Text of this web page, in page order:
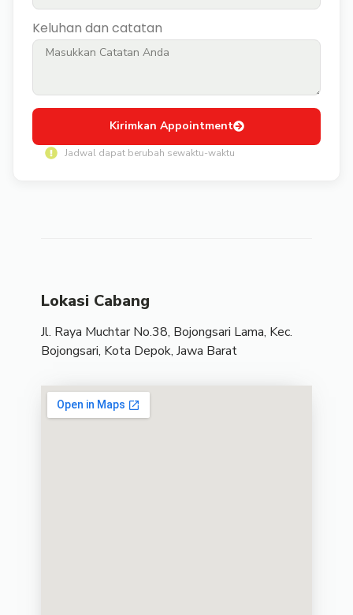
Keluhan dan catatan
Kirimkan Appointment
Jadwal dapat berubah sewaktu-waktu
Lokasi Cabang
Jl. Raya Muchtar No.38, Bojongsari Lama, Kec.
Bojongsari, Kota Depok, Jawa Barat